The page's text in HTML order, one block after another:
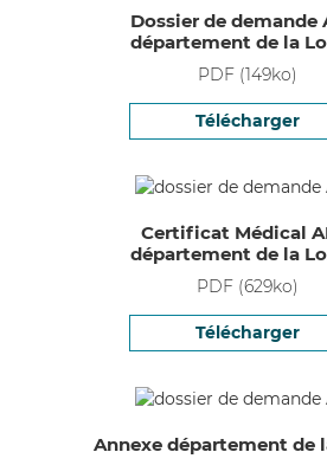
Dossier de demande
département de la
PDF (149ko)
Télécharger
Certificat Médical
département de la
PDF (629ko)
Télécharger
Annexe département de